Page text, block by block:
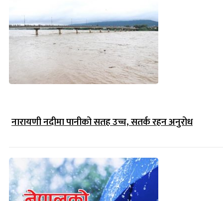
नारायणी नदीमा पानीको सतह उच्च, सतर्क रहन अनुरोध